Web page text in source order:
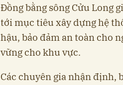
Đồng bằng sông Cửu Long
tới mục tiêu xây dựng hệ
hậu, bảo đảm an toàn cho
vững cho khu vực.
Các chuyên gia nhận định,